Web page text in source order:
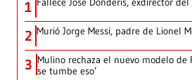
1
2 Murió Jorge Messi, padre de Lionel
3 Mulino rechaza el nuevo modelo de
se tumbe eso’